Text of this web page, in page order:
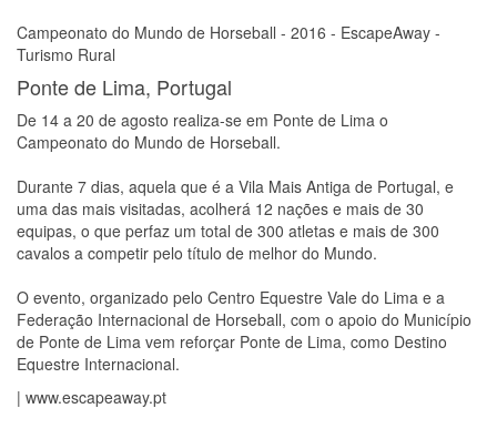
Campeonato do Mundo de Horseball - 2016 - EscapeAway -
Turismo Rural
Ponte de Lima, Portugal
De 14 a 20 de agosto realiza-se em Ponte de Lima o
Campeonato do Mundo de Horseball.
Durante 7 dias, aquela que é a Vila Mais Antiga de Portugal, e
uma das mais visitadas, acolherá 12 nações e mais de 30
equipas, o que perfaz um total de 300 atletas e mais de 300
cavalos a competir pelo título de melhor do Mundo.
O evento, organizado pelo Centro Equestre Vale do Lima e a
Federação Internacional de Horseball, com o apoio do Município
de Ponte de Lima vem reforçar Ponte de Lima, como Destino
Equestre Internacional.
| www.escapeaway.pt